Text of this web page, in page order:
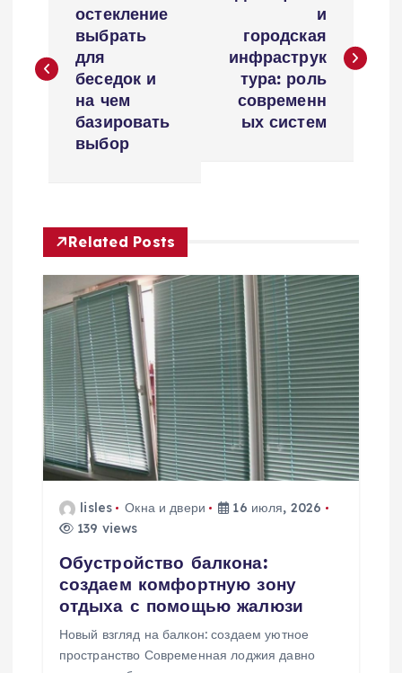
в
ц
и
я
п
о
з
остекление
выбрать
для
беседок и
на чем
базировать
выбор
и
городская
инфраструк
тура: роль
современн
ых систем
Related Posts
lisles Окна и двери
16 июля, 2026
139 views
Обустройство балкона:
создаем комфортную зону
отдыха с помощью жалюзи
Новый взгляд на балкон: создаем уютное
пространство Современная лоджия давно